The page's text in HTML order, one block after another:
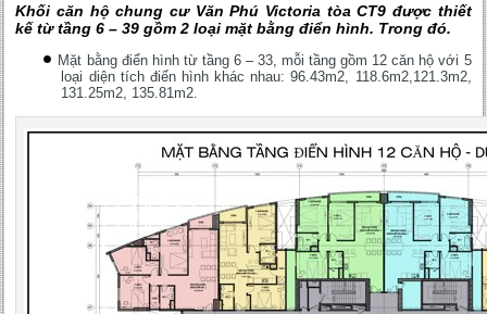
Khối căn hộ chung cư Văn Phú Victoria tòa CT9 được thiết
kế từ tầng 6 – 39 gồm 2 loại mặt bằng điển hình. Trong đó.
Mặt bằng điển hình từ tầng 6 – 33, mỗi tầng gồm 12 căn hộ với 5
loại diện tích điển hình khác nhau: 96.43m2, 118.6m2,121.3m2,
131.25m2, 135.81m2.